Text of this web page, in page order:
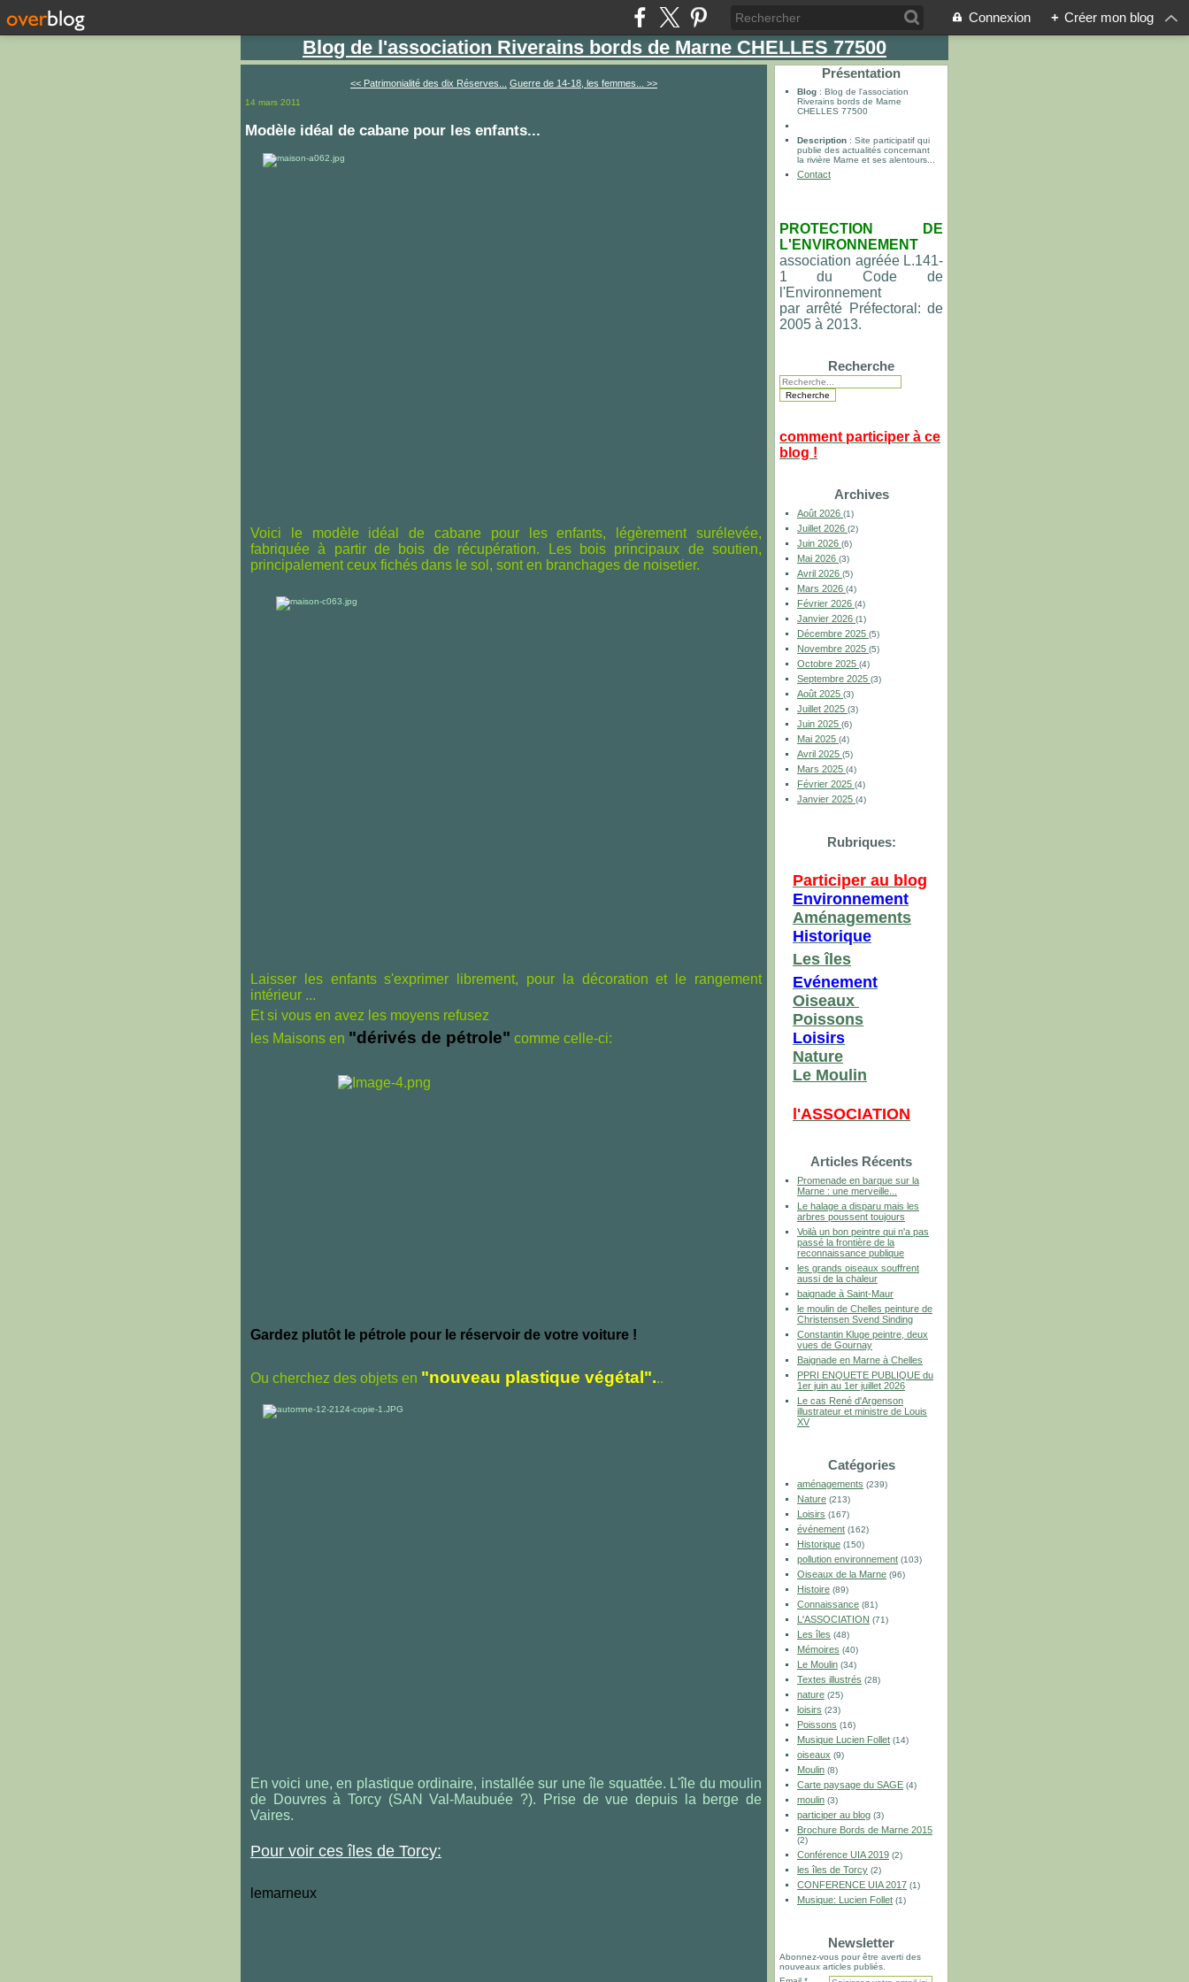
Connexion + Créer mon blog
Blog de l'association Riverains bords de Marne CHELLES 77500
<< Patrimonialité des dix Réserves... Guerre de 14-18, les femmes... >>
14 mars 2011
Modèle idéal de cabane pour les enfants...
Voici le modèle idéal de cabane pour les enfants, légèrement surélevée,
fabriquée à partir de bois de récupération. Les bois principaux de soutien,
principalement ceux fichés dans le sol, sont en branchages de noisetier.
Laisser les enfants s'exprimer librement, pour la décoration et le rangement
intérieur ...
Et si vous en avez les moyens refusez
les Maisons en "dérivés de pétrole" comme celle-ci:
Gardez plutôt le pétrole pour le réservoir de votre voiture !
Ou cherchez des objets en "nouveau plastique végétal"...
En voici une, en plastique ordinaire, installée sur une île squattée. L'île du moulin
de Douvres à Torcy (SAN Val-Maubuée ?). Prise de vue depuis la berge de
Vaires.
Pour voir ces îles de Torcy:
lemarneux
Présentation
Blog : Blog de l'association
Riverains bords de Marne
CHELLES 77500
Description : Site participatif qui
publie des actualités concernant
la rivière Marne et ses alentours...
Contact
PROTECTION DE
L'ENVIRONNEMENT
association agréée L.141-
1
du Code de
l'Environnement
par arrêté Préfectoral: de
2005 à 2013.
Recherche
comment participer à ce
blog !
Archives
Août 2026 (1)
Juillet 2026 (2)
Juin 2026 (6)
Mai 2026 (3)
Avril 2026 (5)
Mars 2026 (4)
Février 2026 (4)
Janvier 2026 (1)
Décembre 2025 (5)
Novembre 2025 (5)
Octobre 2025 (4)
Septembre 2025 (3)
Août 2025 (3)
Juillet 2025 (3)
Juin 2025 (6)
Mai 2025 (4)
Avril 2025 (5)
Mars 2025 (4)
Février 2025 (4)
Janvier 2025 (4)
Rubriques:
Participer au blog
Environnement
Aménagements
Historique
Les îles
Evénement
Oiseaux
Poissons
Loisirs
Nature
Le Moulin
l'ASSOCIATION
Articles Récents
Promenade en barque sur la
Marne : une merveille...
Le halage a disparu mais les
arbres poussent toujours
Voilà un bon peintre qui n'a pas
passé la frontière de la
reconnaissance publique
les grands oiseaux souffrent
aussi de la chaleur
baignade à Saint-Maur
le moulin de Chelles peinture de
Christensen Svend Sinding
Constantin Kluge peintre, deux
vues de Gournay
Baignade en Marne à Chelles
PPRI ENQUETE PUBLIQUE du
1er juin au 1er juillet 2026
Le cas René d'Argenson
illustrateur et ministre de Louis
XV
Catégories
aménagements (239)
Nature (213)
Loisirs (167)
événement (162)
Historique (150)
pollution environnement (103)
Oiseaux de la Marne (96)
Histoire (89)
Connaissance (81)
L'ASSOCIATION (71)
Les îles (48)
Mémoires (40)
Le Moulin (34)
Textes illustrés (28)
nature (25)
loisirs (23)
Poissons (16)
Musique Lucien Follet (14)
oiseaux (9)
Moulin (8)
Carte paysage du SAGE (4)
moulin (3)
participer au blog (3)
Brochure Bords de Marne 2015
(2)
Conférence UIA 2019 (2)
les îles de Torcy (2)
CONFERENCE UIA 2017 (1)
Musique: Lucien Follet (1)
Newsletter
Abonnez-vous pour être averti des
nouveaux articles publiés.